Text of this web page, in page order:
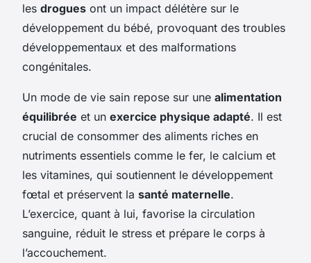
les drogues ont un impact délétère sur le
développement du bébé, provoquant des troubles
développementaux et des malformations
congénitales.
Un mode de vie sain repose sur une alimentation
équilibrée et un exercice physique adapté. Il est
crucial de consommer des aliments riches en
nutriments essentiels comme le fer, le calcium et
les vitamines, qui soutiennent le développement
fœtal et préservent la santé maternelle.
L’exercice, quant à lui, favorise la circulation
sanguine, réduit le stress et prépare le corps à
l’accouchement.